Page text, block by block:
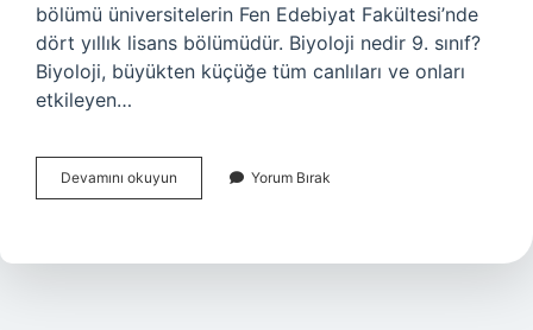
bölümü üniversitelerin Fen Edebiyat Fakültesi’nde
dört yıllık lisans bölümüdür. Biyoloji nedir 9. sınıf?
Biyoloji, büyükten küçüğe tüm canlıları ve onları
etkileyen…
Devamını okuyun
Kaç
Yorum Bırak